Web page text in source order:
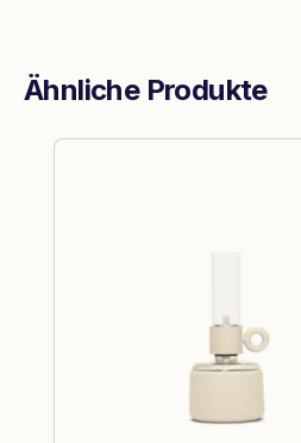
Ähnliche Produkte
Produktgalerie überspringen